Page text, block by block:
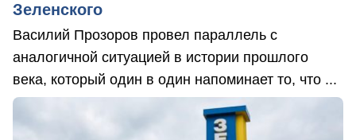
Зеленского
Василий Прозоров провел параллель с
аналогичной ситуацией в истории прошлого
века, который один в один напоминает то, что ...